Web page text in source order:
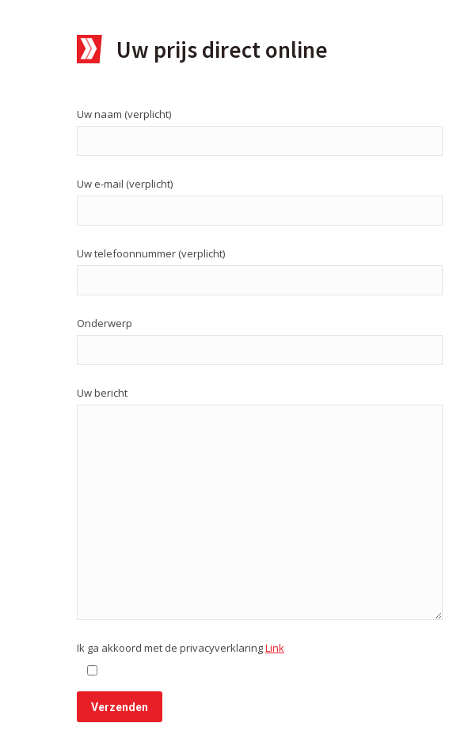
Uw prijs direct online
Uw naam (verplicht)
Uw e-mail (verplicht)
Uw telefoonnummer (verplicht)
Onderwerp
Uw bericht
Ik ga akkoord met de privacyverklaringLink